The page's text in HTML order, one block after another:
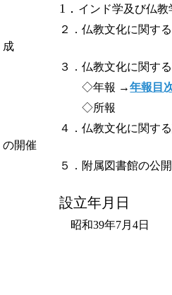
1 ． インド学及び仏
２．仏教文化に関する研
成
３．仏教文化に関する研
◇年報 →年報目
◇所報
４．仏教文化に関する講
の開催
５．附属図書館の公開
設立年月日
昭和39年7月4日